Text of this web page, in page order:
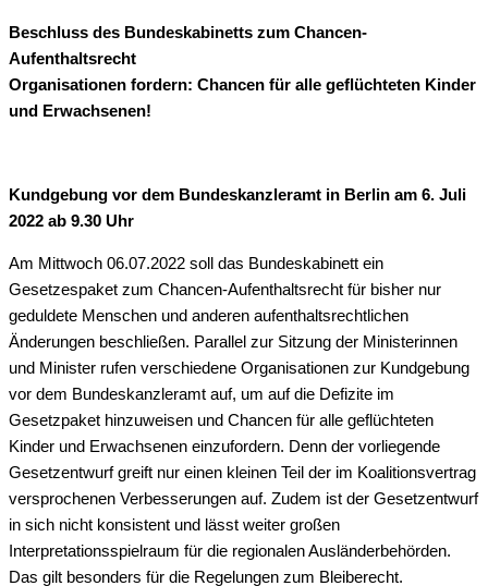
Beschluss des Bundeskabinetts zum Chancen-
Aufenthaltsrecht
Organisationen fordern: Chancen für alle geflüchteten Kinder
und Erwachsenen!
Kundgebung vor dem Bundeskanzleramt in Berlin am 6. Juli
2022 ab 9.30 Uhr
Am Mittwoch 06.07.2022 soll das Bundeskabinett ein
Gesetzespaket zum Chancen-Aufenthaltsrecht für bisher nur
geduldete Menschen und anderen aufenthaltsrechtlichen
Änderungen beschließen. Parallel zur Sitzung der Ministerinnen
und Minister rufen verschiedene Organisationen zur Kundgebung
vor dem Bundeskanzleramt auf, um auf die Defizite im
Gesetzpaket hinzuweisen und Chancen für alle geflüchteten
Kinder und Erwachsenen einzufordern. Denn der vorliegende
Gesetzentwurf greift nur einen kleinen Teil der im Koalitionsvertrag
versprochenen Verbesserungen auf. Zudem ist der Gesetzentwurf
in sich nicht konsistent und lässt weiter großen
Interpretationsspielraum für die regionalen Ausländerbehörden.
Das gilt besonders für die Regelungen zum Bleiberecht.